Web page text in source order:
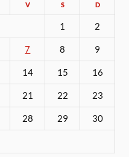
V S D
1 2
7 8 9
14 15 16
21 22 23
28 29 30